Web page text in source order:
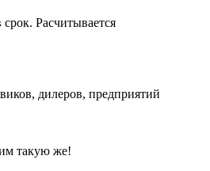
Расчитывается
дилеров, предприятий
такую же!